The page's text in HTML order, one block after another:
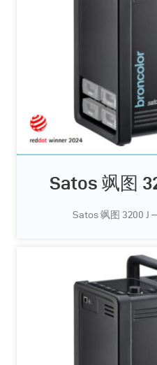
Satos 飒图
Satos 飒图 3200 J